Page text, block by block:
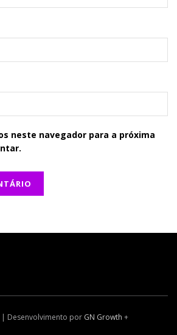
neste navegador para a próxima
| Desenvolvimento por GN Growth +